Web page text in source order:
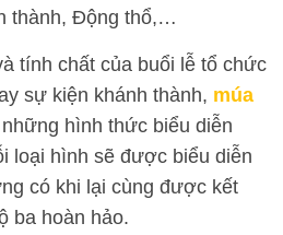
thành, Động thổ,…
tính chất của buổi lễ tổ chức
sự kiện khánh thành, múa
hình thức biểu diễn
loại hình sẽ được biểu diễn
có khi lại cùng được kết
ba hoàn hảo.